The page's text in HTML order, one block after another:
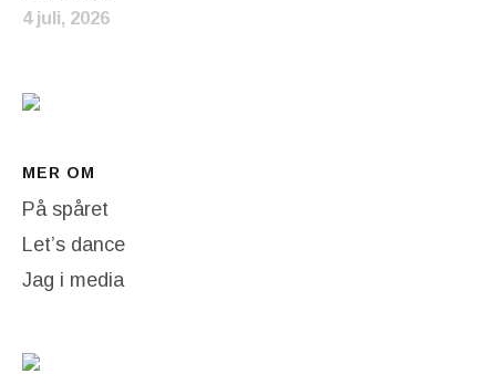
4 juli, 2026
MER OM
På spåret
Let’s dance
Jag i media